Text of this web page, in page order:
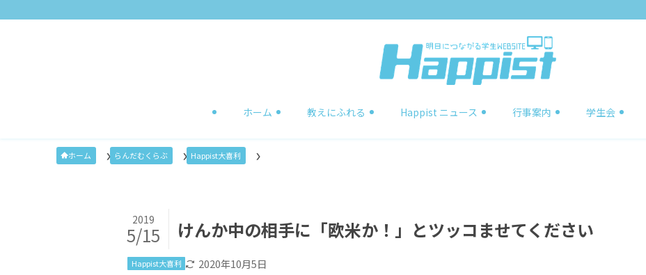
ホーム 教えにふれる Happist ニュース 行事案内 学生会
ホーム らんだむくらぶ Happist大喜利
けんか中の相手に「欧米か！」とツッコませてください
2019
5/15
Happist大喜利 2020年10月5日